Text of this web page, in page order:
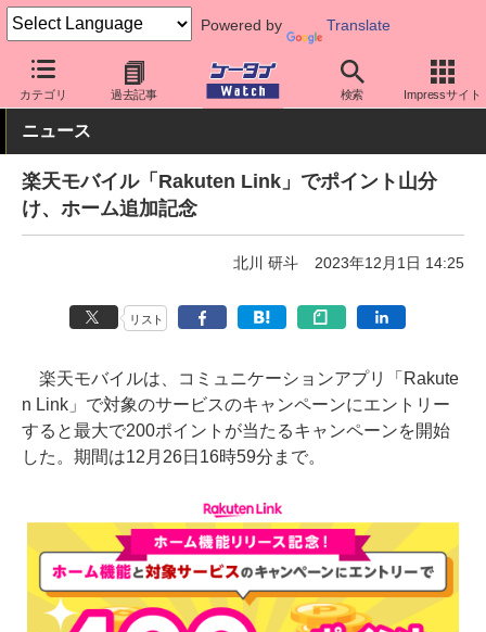
Powered by Translate
カテゴリ 過去記事 検索 Impressサイト
ケータイ Watch キャリア 楽天 アプリ・サービス
ニュース
楽天モバイル「Rakuten Link」でポイント山分
け、ホーム追加記念
北川 研斗 2023年12月1日 14:25
リスト
楽天モバイルは、コミュニケーションアプリ「Rakute
n Link」で対象のサービスのキャンペーンにエントリー
すると最大で200ポイントが当たるキャンペーンを開始
した。期間は12月26日16時59分まで。